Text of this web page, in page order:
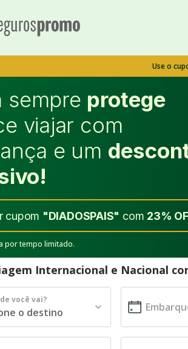
Use o
sempre protege
viajar com
e um
cupom "DIADOSPAIS" com 23%
por tempo limitado.
Internacional e Nacional
você vai?